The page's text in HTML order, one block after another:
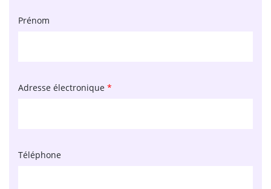
Prénom
Adresse électronique *
Téléphone